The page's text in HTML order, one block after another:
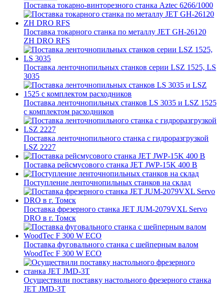
Поставка токарно-винторезного станка Aztec 6266/1000
Поставка токарного станка по металлу JET GH-26120
ZH DRO RFS
Поставка ленточнопильных станков серии LSZ 1525, LS
3035
Поставка ленточнопильных станков LS 3035 и LSZ 1525
с комплектом расходников
Поставка ленточнопильного станка c гидроразгрузкой
LSZ 2227
Поставка рейсмусового станка JET JWP-15K 400 В
Поступление ленточнопильных станков на склад
Поставка фрезерного станка JET JUM-2079VXL Servo
DRO в г. Томск
Поставка фуговального станка с шейперным валом
WoodTec F 300 W ECO
Осуществили поставку настольного фрезерного станка
JET JMD-3T